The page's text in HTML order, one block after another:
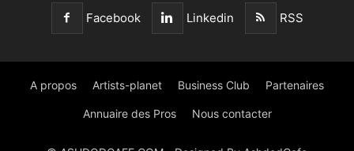
Facebook Linkedin RSS
A propos Artists-planet Business Club Partenaires
Annuaire des Pros Nous contacter